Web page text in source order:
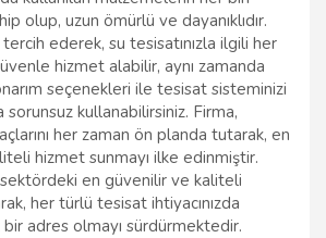
olup, uzun ömürlü ve dayanıklıdır.
tercih ederek, su tesisatınızla ilgili her
hizmet alabilir, aynı zamanda
seçenekleri ile tesisat sisteminizi
sorunsuz kullanabilirsiniz. Firma,
her zaman ön planda tutarak, en
hizmet sunmayı ilke edinmiştir.
en güvenilir ve kaliteli
her türlü tesisat ihtiyacınızda
adres olmayı sürdürmektedir.